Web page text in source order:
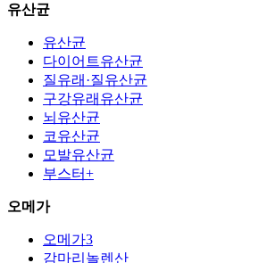
유산균
유산균
다이어트유산균
질유래·질유산균
구강유래유산균
뇌유산균
코유산균
모발유산균
부스터+
오메가
오메가3
감마리놀렌산